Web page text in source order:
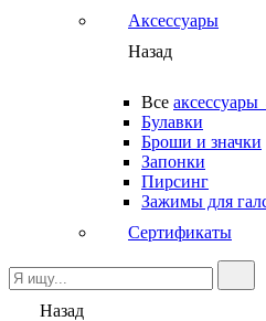
Аксессуары
Назад
Все
Булавки
Броши и значки
Запонки
Пирсинг
Зажимы для
Сертификаты
Назад